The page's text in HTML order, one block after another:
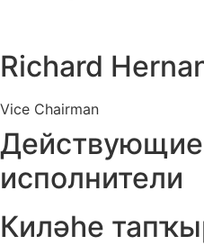
Richard
Vice Chairman
исполнители
Киләһе